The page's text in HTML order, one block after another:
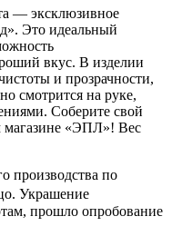
— эксклюзивное
Это идеальный
вкус. В изделии
и прозрачности,
смотрится на руке,
Соберите свой
магазине «ЭПЛ»! Вес
производства по
Украшение
прошло опробование